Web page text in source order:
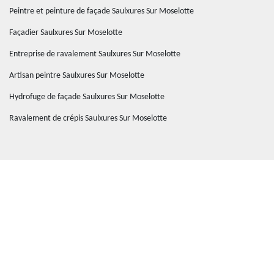
Peintre et peinture de façade Saulxures Sur Moselotte
Façadier Saulxures Sur Moselotte
Entreprise de ravalement Saulxures Sur Moselotte
Artisan peintre Saulxures Sur Moselotte
Hydrofuge de façade Saulxures Sur Moselotte
Ravalement de crépis Saulxures Sur Moselotte